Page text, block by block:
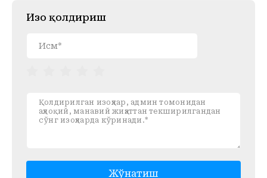
Изоҳ қолдириш
Жўнатиш